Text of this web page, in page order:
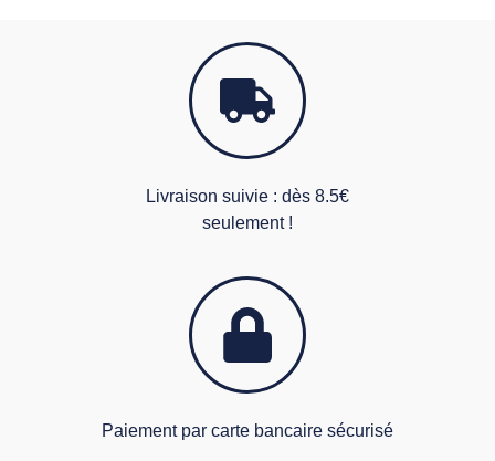
Livraison suivie : dès 8.5€
seulement !
Paiement par carte bancaire sécurisé